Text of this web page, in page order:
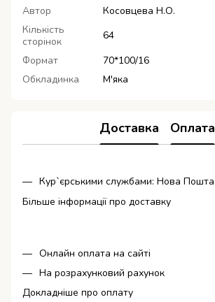
Автор
Косовцева Н.О.
Кількість
сторінок
64
Формат
70*100/16
Обкладинка
М'яка
Доставка Оплата
Кур`єрськими службами: Нова Пошта
Більше інформації про доставку
Онлайн оплата на сайті
На розрахунковий рахунок
Докладніше про оплату